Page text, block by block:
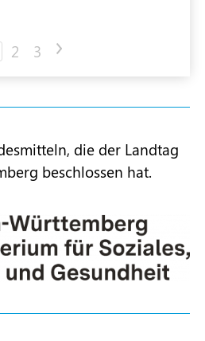
2 3 >
die der Landtag
beschlossen hat.